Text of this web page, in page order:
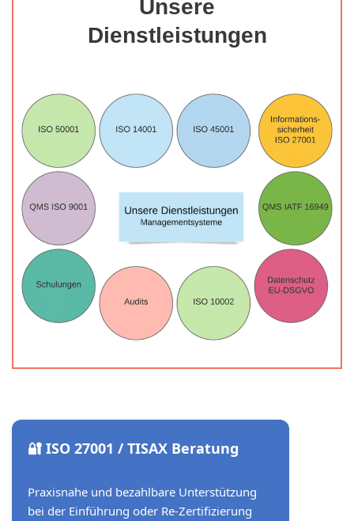
Unsere
Dienstleistungen
🔐 ISO 27001 / TISAX Beratung
Praxisnahe und bezahlbare Unterstützung
bei der Einführung oder Re-Zertifizierung